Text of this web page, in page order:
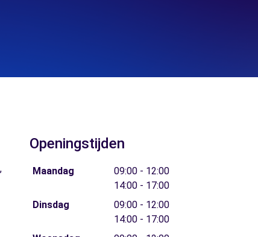
Openingstijden
Maandag
09:00 - 12:00
14:00 - 17:00
Dinsdag
09:00 - 12:00
14:00 - 17:00